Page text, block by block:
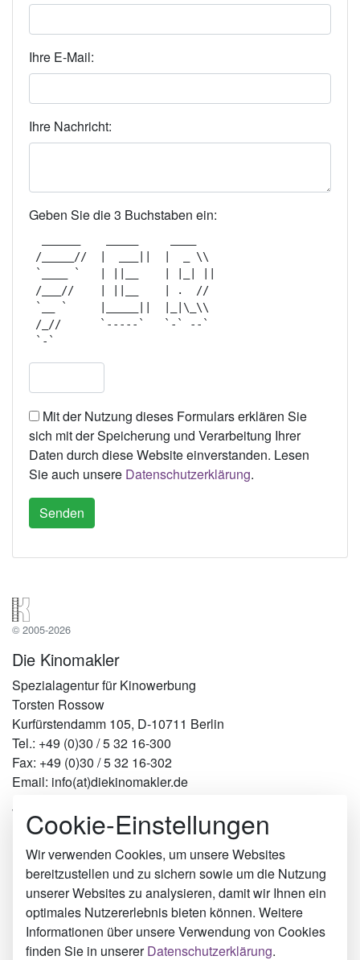
Ihre E-Mail:
Ihre Nachricht:
Geben Sie die 3 Buchstaben ein:
/_____//  |  ___||  |  _ \\
`____ `   | ||__    | |_| ||
/___//    | ||__    | .  //
`__ `     |_____||  |_|\_\\
/_//      `-----`   `-` --`
Mit der Nutzung dieses Formulars erklären Sie
sich mit der Speicherung und Verarbeitung Ihrer
Daten durch diese Website einverstanden. Lesen
Sie auch unsere Datenschutzerklärung.
© 2005-2026
Die Kinomakler
Spezialagentur für Kinowerbung
Torsten Rossow
Kurfürstendamm 105, D-10711 Berlin
Tel.: +49 (0)30 / 5 32 16-300
Fax: +49 (0)30 / 5 32 16-302
Email: info(at)diekinomakler.de
Werben in Städten
Berlin
Hamburg
München
Köln
Fritzlar
Uetersen
Rastatt
Cookie-Einstellungen
Wir verwenden Cookies, um unsere Websites
bereitzustellen und zu sichern sowie um die Nutzung
unserer Websites zu analysieren, damit wir Ihnen ein
optimales Nutzererlebnis bieten können. Weitere
Informationen über unsere Verwendung von Cookies
finden Sie in unsererDatenschutzerklärung.